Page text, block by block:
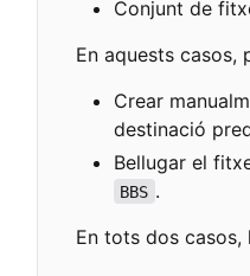
Conjunt de
En aquests casos,
Crear
destinació
Bellugar el
BBS .
En tots dos